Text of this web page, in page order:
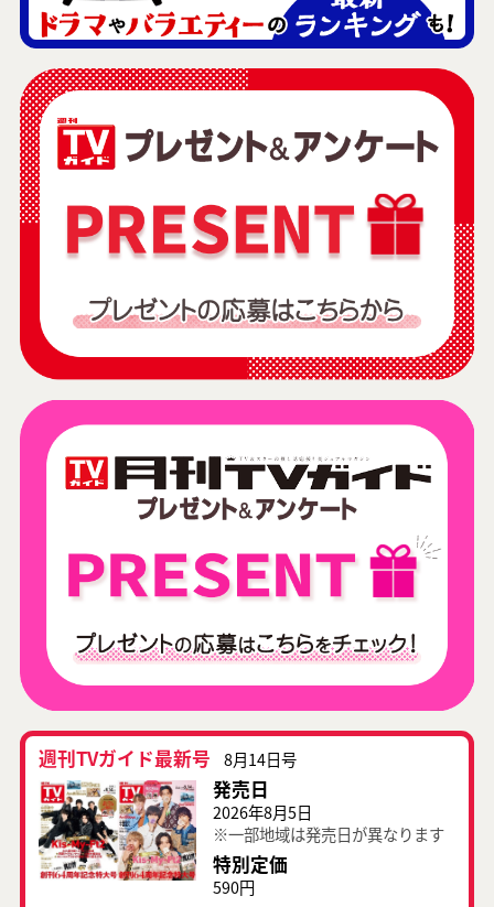
週刊TVガイド最新号 8月14日号
発売日
2026年8月5日
※一部地域は発売日が異なります
特別定価
590円